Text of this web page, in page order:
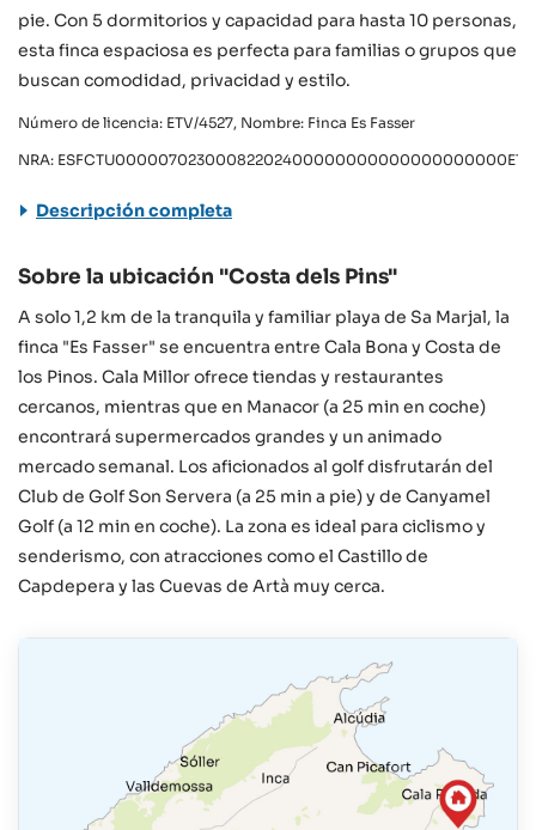
pie. Con 5 dormitorios y capacidad para hasta 10 personas,
esta finca espaciosa es perfecta para familias o grupos que
buscan comodidad, privacidad y estilo.
Número de licencia: ETV/4527, Nombre: Finca Es Fasser
NRA:
Descripción completa
Sobre la ubicación "Costa dels Pins"
A solo 1,2 km de la tranquila y familiar playa de Sa Marjal, la
finca "Es Fasser" se encuentra entre Cala Bona y Costa de
los Pinos. Cala Millor ofrece tiendas y restaurantes
cercanos, mientras que en Manacor (a 25 min en coche)
encontrará supermercados grandes y un animado
mercado semanal. Los aficionados al golf disfrutarán del
Club de Golf Son Servera (a 25 min a pie) y de Canyamel
Golf (a 12 min en coche). La zona es ideal para ciclismo y
senderismo, con atracciones como el Castillo de
Capdepera y las Cuevas de Artà muy cerca.